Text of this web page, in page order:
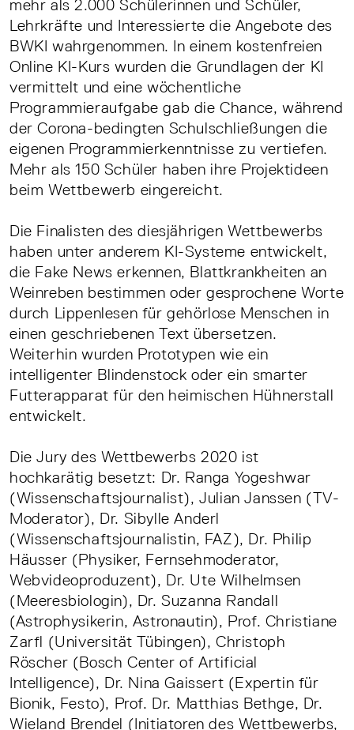
mehr als 2.000 Schülerinnen und Schüler,
Lehrkräfte und Interessierte die Angebote des
BWKI wahrgenommen. In einem kostenfreien
Online KI-Kurs wurden die Grundlagen der KI
vermittelt und eine wöchentliche
Programmieraufgabe gab die Chance, während
der Corona-bedingten Schulschließungen die
eigenen Programmierkenntnisse zu vertiefen.
Mehr als 150 Schüler haben ihre Projektideen
beim Wettbewerb eingereicht.
Die Finalisten des diesjährigen Wettbewerbs
haben unter anderem KI-Systeme entwickelt,
die Fake News erkennen, Blattkrankheiten an
Weinreben bestimmen oder gesprochene Worte
durch Lippenlesen für gehörlose Menschen in
einen geschriebenen Text übersetzen.
Weiterhin wurden Prototypen wie ein
intelligenter Blindenstock oder ein smarter
Futterapparat für den heimischen Hühnerstall
entwickelt.
Die Jury des Wettbewerbs 2020 ist
hochkarätig besetzt: Dr. Ranga Yogeshwar
(Wissenschaftsjournalist), Julian Janssen (TV-
Moderator), Dr. Sibylle Anderl
(Wissenschaftsjournalistin, FAZ), Dr. Philip
Häusser (Physiker, Fernsehmoderator,
Webvideoproduzent), Dr. Ute Wilhelmsen
(Meeresbiologin), Dr. Suzanna Randall
(Astrophysikerin, Astronautin), Prof. Christiane
Zarfl (Universität Tübingen), Christoph
Röscher (Bosch Center of Artificial
Intelligence), Dr. Nina Gaissert (Expertin für
Bionik, Festo), Prof. Dr. Matthias Bethge, Dr.
Wieland Brendel (Initiatoren des Wettbewerbs,